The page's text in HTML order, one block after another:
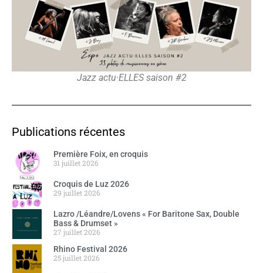
Jazz actu·ELLES saison #2
Publications récentes
Première Foix, en croquis
31 juillet 2026
Croquis de Luz 2026
29 juillet 2026
Lazro /Léandre/Lovens « For Baritone Sax, Double
Bass & Drumset »
27 juillet 2026
Rhino Festival 2026
25 juillet 2026